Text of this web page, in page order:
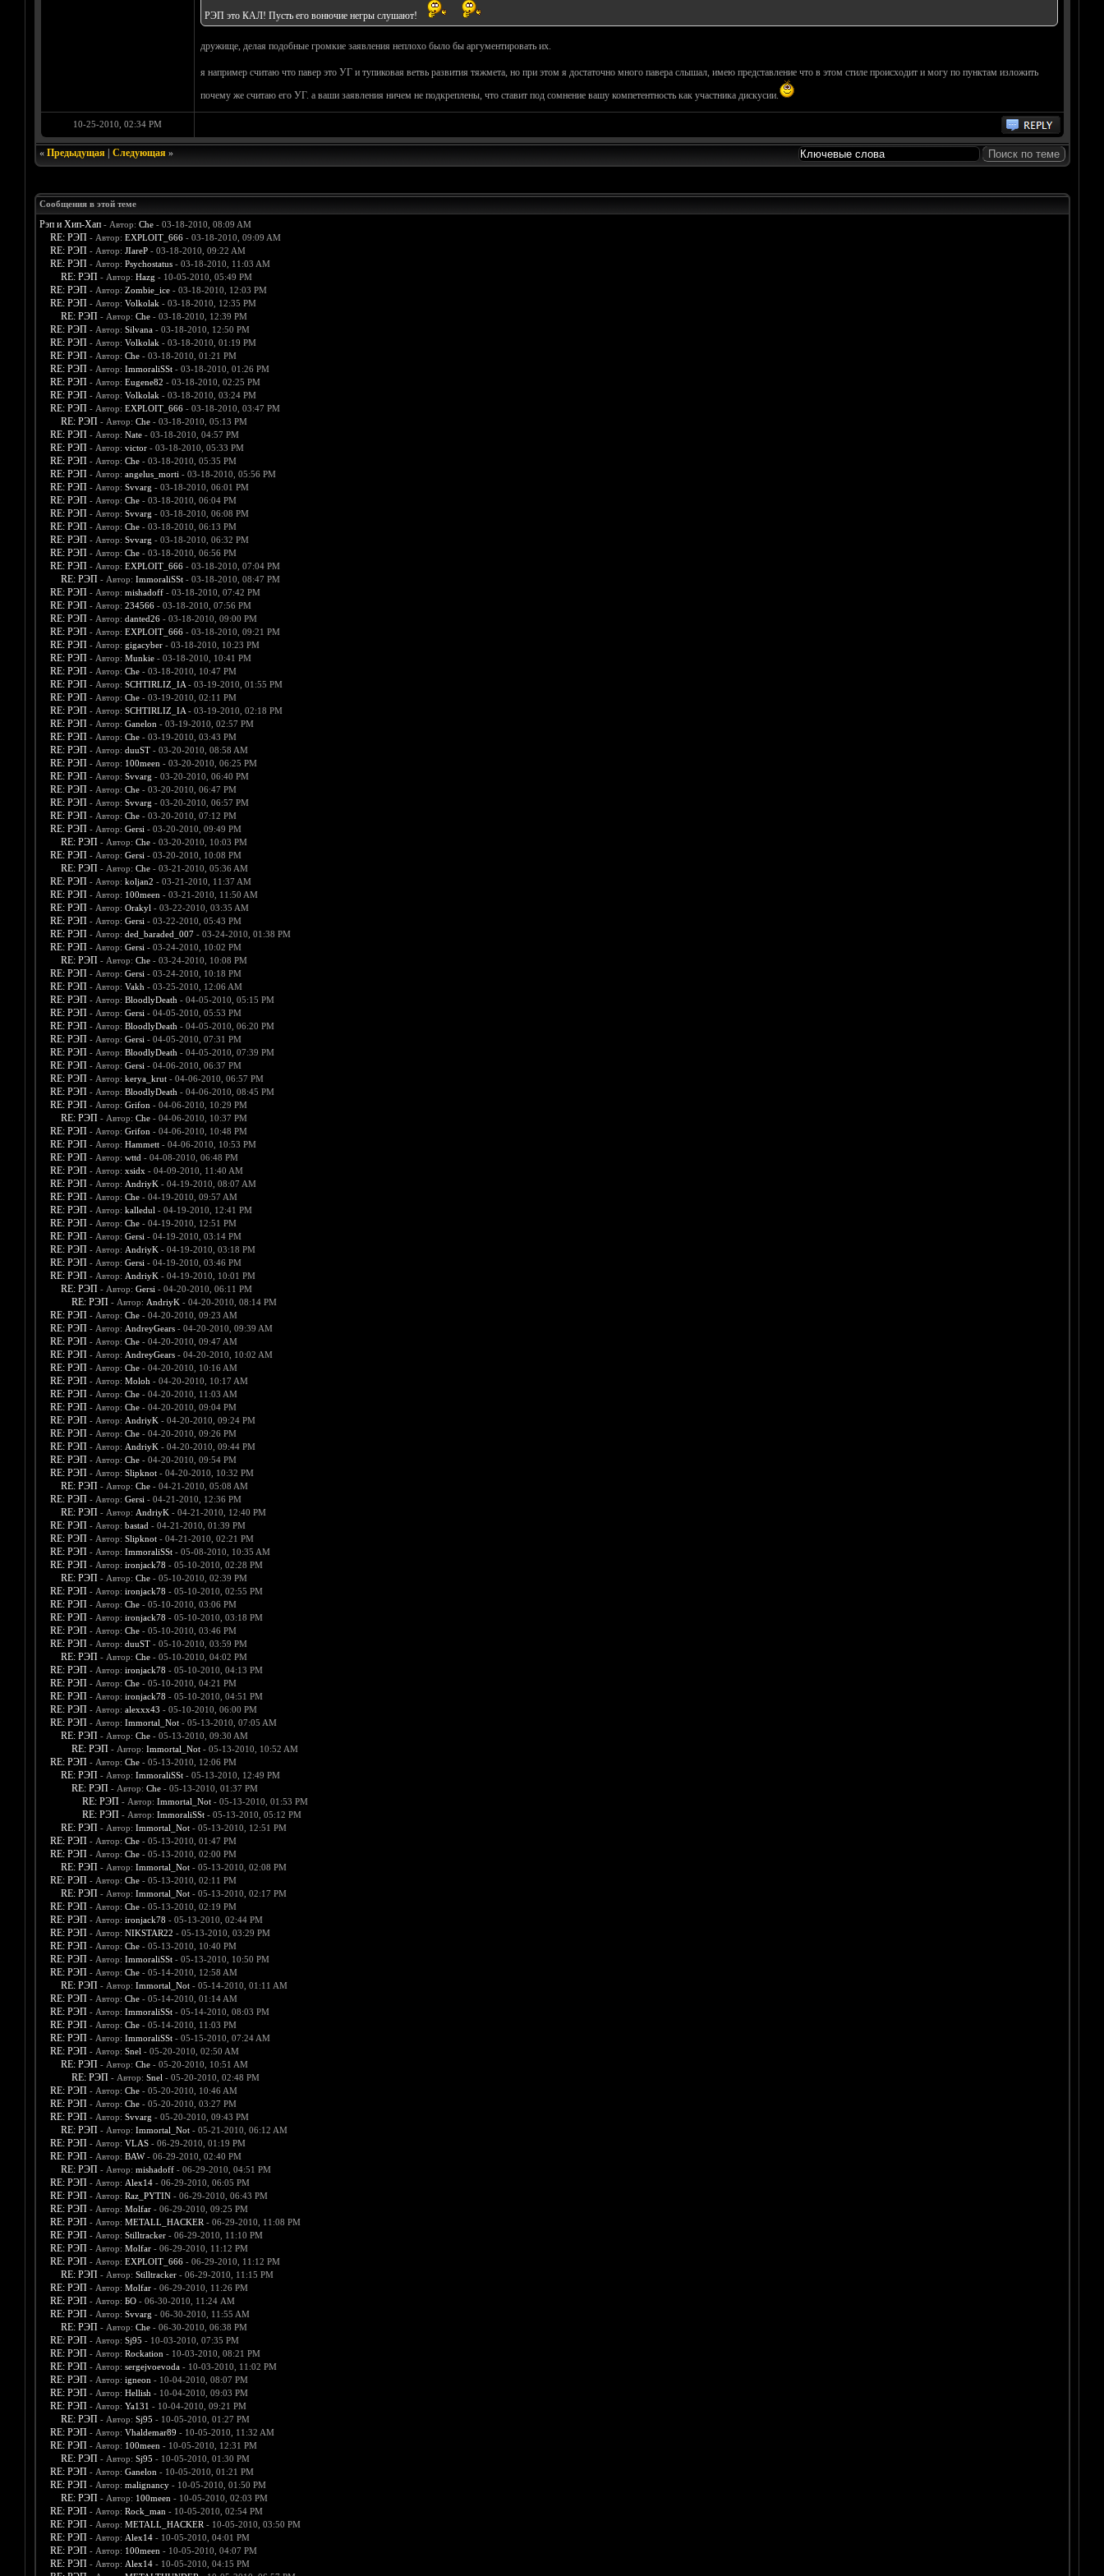
РЭП это КАЛ! Пусть его вонючие негры слушают!
дружище, делая подобные громкие заявления неплохо было бы аргументировать их.
я например считаю что павер это УГ и тупиковая ветвь развития тяжмета, но при этом я достаточно много павера слышал, имею представление что в этом стиле происходит и могу по пунктам изложить
почему же считаю его УГ. а ваши заявления ничем не подкреплены, что ставит под сомнение вашу компетентность как участника дискусии.
10-25-2010, 02:34 PM
« Предыдущая| Следующая»
Сообщения в этой теме
Рэп и Хип-Хап - Автор: Che- 03-18-2010, 08:09 AM
RE: РЭП - Автор: EXPLOIT_666- 03-18-2010, 09:09 AM
RE: РЭП - Автор: JIareP- 03-18-2010, 09:22 AM
RE: РЭП - Автор: Psychostatus- 03-18-2010, 11:03 AM
RE: РЭП - Автор: Hazg - 10-05-2010, 05:49 PM
RE: РЭП - Автор: Zombie_ice- 03-18-2010, 12:03 PM
RE: РЭП - Автор: Volkolak - 03-18-2010, 12:35 PM
RE: РЭП - Автор: Che- 03-18-2010, 12:39 PM
RE: РЭП - Автор: Silvana- 03-18-2010, 12:50 PM
RE: РЭП - Автор: Volkolak - 03-18-2010, 01:19 PM
RE: РЭП - Автор: Che- 03-18-2010, 01:21 PM
RE: РЭП - Автор: ImmoraliSSt- 03-18-2010, 01:26 PM
RE: РЭП - Автор: Eugene82 - 03-18-2010, 02:25 PM
RE: РЭП - Автор: Volkolak - 03-18-2010, 03:24 PM
RE: РЭП - Автор: EXPLOIT_666- 03-18-2010, 03:47 PM
RE: РЭП - Автор: Che- 03-18-2010, 05:13 PM
RE: РЭП - Автор: Nate- 03-18-2010, 04:57 PM
RE: РЭП - Автор: victor- 03-18-2010, 05:33 PM
RE: РЭП - Автор: Che- 03-18-2010, 05:35 PM
RE: РЭП - Автор: angelus_morti - 03-18-2010, 05:56 PM
RE: РЭП - Автор: Svvarg - 03-18-2010, 06:01 PM
RE: РЭП - Автор: Che- 03-18-2010, 06:04 PM
RE: РЭП - Автор: Svvarg - 03-18-2010, 06:08 PM
RE: РЭП - Автор: Che- 03-18-2010, 06:13 PM
RE: РЭП - Автор: Svvarg - 03-18-2010, 06:32 PM
RE: РЭП - Автор: Che- 03-18-2010, 06:56 PM
RE: РЭП - Автор: EXPLOIT_666- 03-18-2010, 07:04 PM
RE: РЭП - Автор: ImmoraliSSt- 03-18-2010, 08:47 PM
RE: РЭП - Автор: mishadoff- 03-18-2010, 07:42 PM
RE: РЭП - Автор: 234566- 03-18-2010, 07:56 PM
RE: РЭП - Автор: danted26- 03-18-2010, 09:00 PM
RE: РЭП - Автор: EXPLOIT_666- 03-18-2010, 09:21 PM
RE: РЭП - Автор: gigacyber- 03-18-2010, 10:23 PM
RE: РЭП - Автор: Munkie- 03-18-2010, 10:41 PM
RE: РЭП - Автор: Che- 03-18-2010, 10:47 PM
RE: РЭП - Автор: SCHTIRLIZ_IA- 03-19-2010, 01:55 PM
RE: РЭП - Автор: Che- 03-19-2010, 02:11 PM
RE: РЭП - Автор: SCHTIRLIZ_IA- 03-19-2010, 02:18 PM
RE: РЭП - Автор: Ganelon - 03-19-2010, 02:57 PM
RE: РЭП - Автор: Che- 03-19-2010, 03:43 PM
RE: РЭП - Автор: duuST- 03-20-2010, 08:58 AM
RE: РЭП - Автор: 100meen - 03-20-2010, 06:25 PM
RE: РЭП - Автор: Svvarg - 03-20-2010, 06:40 PM
RE: РЭП - Автор: Che- 03-20-2010, 06:47 PM
RE: РЭП - Автор: Svvarg - 03-20-2010, 06:57 PM
RE: РЭП - Автор: Che- 03-20-2010, 07:12 PM
RE: РЭП - Автор: Gersi - 03-20-2010, 09:49 PM
RE: РЭП - Автор: Che- 03-20-2010, 10:03 PM
RE: РЭП - Автор: Gersi - 03-20-2010, 10:08 PM
RE: РЭП - Автор: Che- 03-21-2010, 05:36 AM
RE: РЭП - Автор: koljan2 - 03-21-2010, 11:37 AM
RE: РЭП - Автор: 100meen - 03-21-2010, 11:50 AM
RE: РЭП - Автор: Orakyl - 03-22-2010, 03:35 AM
RE: РЭП - Автор: Gersi - 03-22-2010, 05:43 PM
RE: РЭП - Автор: ded_baraded_007- 03-24-2010, 01:38 PM
RE: РЭП - Автор: Gersi - 03-24-2010, 10:02 PM
RE: РЭП - Автор: Che- 03-24-2010, 10:08 PM
RE: РЭП - Автор: Gersi - 03-24-2010, 10:18 PM
RE: РЭП - Автор: Vakh - 03-25-2010, 12:06 AM
RE: РЭП - Автор: BloodlyDeath - 04-05-2010, 05:15 PM
RE: РЭП - Автор: Gersi - 04-05-2010, 05:53 PM
RE: РЭП - Автор: BloodlyDeath - 04-05-2010, 06:20 PM
RE: РЭП - Автор: Gersi - 04-05-2010, 07:31 PM
RE: РЭП - Автор: BloodlyDeath - 04-05-2010, 07:39 PM
RE: РЭП - Автор: Gersi - 04-06-2010, 06:37 PM
RE: РЭП - Автор: kerya_krut- 04-06-2010, 06:57 PM
RE: РЭП - Автор: BloodlyDeath - 04-06-2010, 08:45 PM
RE: РЭП - Автор: Grifon - 04-06-2010, 10:29 PM
RE: РЭП - Автор: Che- 04-06-2010, 10:37 PM
RE: РЭП - Автор: Grifon - 04-06-2010, 10:48 PM
RE: РЭП - Автор: Hammett- 04-06-2010, 10:53 PM
RE: РЭП - Автор: wttd - 04-08-2010, 06:48 PM
RE: РЭП - Автор: xsidx - 04-09-2010, 11:40 AM
RE: РЭП - Автор: AndriyK- 04-19-2010, 08:07 AM
RE: РЭП - Автор: Che- 04-19-2010, 09:57 AM
RE: РЭП - Автор: kalledul - 04-19-2010, 12:41 PM
RE: РЭП - Автор: Che- 04-19-2010, 12:51 PM
RE: РЭП - Автор: Gersi - 04-19-2010, 03:14 PM
RE: РЭП - Автор: AndriyK- 04-19-2010, 03:18 PM
RE: РЭП - Автор: Gersi - 04-19-2010, 03:46 PM
RE: РЭП - Автор: AndriyK- 04-19-2010, 10:01 PM
RE: РЭП - Автор: Gersi - 04-20-2010, 06:11 PM
RE: РЭП - Автор: AndriyK- 04-20-2010, 08:14 PM
RE: РЭП - Автор: Che- 04-20-2010, 09:23 AM
RE: РЭП - Автор: AndreyGears- 04-20-2010, 09:39 AM
RE: РЭП - Автор: Che- 04-20-2010, 09:47 AM
RE: РЭП - Автор: AndreyGears- 04-20-2010, 10:02 AM
RE: РЭП - Автор: Che- 04-20-2010, 10:16 AM
RE: РЭП - Автор: Moloh - 04-20-2010, 10:17 AM
RE: РЭП - Автор: Che- 04-20-2010, 11:03 AM
RE: РЭП - Автор: Che- 04-20-2010, 09:04 PM
RE: РЭП - Автор: AndriyK- 04-20-2010, 09:24 PM
RE: РЭП - Автор: Che- 04-20-2010, 09:26 PM
RE: РЭП - Автор: AndriyK- 04-20-2010, 09:44 PM
RE: РЭП - Автор: Che- 04-20-2010, 09:54 PM
RE: РЭП - Автор: Slipknot- 04-20-2010, 10:32 PM
RE: РЭП - Автор: Che- 04-21-2010, 05:08 AM
RE: РЭП - Автор: Gersi - 04-21-2010, 12:36 PM
RE: РЭП - Автор: AndriyK- 04-21-2010, 12:40 PM
RE: РЭП - Автор: bastad - 04-21-2010, 01:39 PM
RE: РЭП - Автор: Slipknot- 04-21-2010, 02:21 PM
RE: РЭП - Автор: ImmoraliSSt- 05-08-2010, 10:35 AM
RE: РЭП - Автор: ironjack78 - 05-10-2010, 02:28 PM
RE: РЭП - Автор: Che- 05-10-2010, 02:39 PM
RE: РЭП - Автор: ironjack78 - 05-10-2010, 02:55 PM
RE: РЭП - Автор: Che- 05-10-2010, 03:06 PM
RE: РЭП - Автор: ironjack78 - 05-10-2010, 03:18 PM
RE: РЭП - Автор: Che- 05-10-2010, 03:46 PM
RE: РЭП - Автор: duuST- 05-10-2010, 03:59 PM
RE: РЭП - Автор: Che- 05-10-2010, 04:02 PM
RE: РЭП - Автор: ironjack78 - 05-10-2010, 04:13 PM
RE: РЭП - Автор: Che- 05-10-2010, 04:21 PM
RE: РЭП - Автор: ironjack78 - 05-10-2010, 04:51 PM
RE: РЭП - Автор: alexxx43 - 05-10-2010, 06:00 PM
RE: РЭП - Автор: Immortal_Not- 05-13-2010, 07:05 AM
RE: РЭП - Автор: Che- 05-13-2010, 09:30 AM
RE: РЭП - Автор: Immortal_Not- 05-13-2010, 10:52 AM
RE: РЭП - Автор: Che- 05-13-2010, 12:06 PM
RE: РЭП - Автор: ImmoraliSSt- 05-13-2010, 12:49 PM
RE: РЭП - Автор: Che- 05-13-2010, 01:37 PM
RE: РЭП - Автор: Immortal_Not- 05-13-2010, 01:53 PM
RE: РЭП - Автор: ImmoraliSSt- 05-13-2010, 05:12 PM
RE: РЭП - Автор: Immortal_Not- 05-13-2010, 12:51 PM
RE: РЭП - Автор: Che- 05-13-2010, 01:47 PM
RE: РЭП - Автор: Che- 05-13-2010, 02:00 PM
RE: РЭП - Автор: Immortal_Not- 05-13-2010, 02:08 PM
RE: РЭП - Автор: Che- 05-13-2010, 02:11 PM
RE: РЭП - Автор: Immortal_Not- 05-13-2010, 02:17 PM
RE: РЭП - Автор: Che- 05-13-2010, 02:19 PM
RE: РЭП - Автор: ironjack78 - 05-13-2010, 02:44 PM
RE: РЭП - Автор: NIKSTAR22 - 05-13-2010, 03:29 PM
RE: РЭП - Автор: Che- 05-13-2010, 10:40 PM
RE: РЭП - Автор: ImmoraliSSt- 05-13-2010, 10:50 PM
RE: РЭП - Автор: Che- 05-14-2010, 12:58 AM
RE: РЭП - Автор: Immortal_Not- 05-14-2010, 01:11 AM
RE: РЭП - Автор: Che- 05-14-2010, 01:14 AM
RE: РЭП - Автор: ImmoraliSSt- 05-14-2010, 08:03 PM
RE: РЭП - Автор: Che- 05-14-2010, 11:03 PM
RE: РЭП - Автор: ImmoraliSSt- 05-15-2010, 07:24 AM
RE: РЭП - Автор: Snel - 05-20-2010, 02:50 AM
RE: РЭП - Автор: Che- 05-20-2010, 10:51 AM
RE: РЭП - Автор: Snel - 05-20-2010, 02:48 PM
RE: РЭП - Автор: Che- 05-20-2010, 10:46 AM
RE: РЭП - Автор: Che- 05-20-2010, 03:27 PM
RE: РЭП - Автор: Svvarg - 05-20-2010, 09:43 PM
RE: РЭП - Автор: Immortal_Not- 05-21-2010, 06:12 AM
RE: РЭП - Автор: VLAS- 06-29-2010, 01:19 PM
RE: РЭП - Автор: BAW- 06-29-2010, 02:40 PM
RE: РЭП - Автор: mishadoff- 06-29-2010, 04:51 PM
RE: РЭП - Автор: Alex14- 06-29-2010, 06:05 PM
RE: РЭП - Автор: Raz_PYTIN- 06-29-2010, 06:43 PM
RE: РЭП - Автор: Molfar- 06-29-2010, 09:25 PM
RE: РЭП - Автор: METALL_HACKER - 06-29-2010, 11:08 PM
RE: РЭП - Автор: Stilltracker- 06-29-2010, 11:10 PM
RE: РЭП - Автор: Molfar- 06-29-2010, 11:12 PM
RE: РЭП - Автор: EXPLOIT_666- 06-29-2010, 11:12 PM
RE: РЭП - Автор: Stilltracker- 06-29-2010, 11:15 PM
RE: РЭП - Автор: Molfar- 06-29-2010, 11:26 PM
RE: РЭП - Автор: БО- 06-30-2010, 11:24 AM
RE: РЭП - Автор: Svvarg - 06-30-2010, 11:55 AM
RE: РЭП - Автор: Che- 06-30-2010, 06:38 PM
RE: РЭП - Автор: Sj95 - 10-03-2010, 07:35 PM
RE: РЭП - Автор: Rockation - 10-03-2010, 08:21 PM
RE: РЭП - Автор: sergejvoevoda- 10-03-2010, 11:02 PM
RE: РЭП - Автор: igneon - 10-04-2010, 08:07 PM
RE: РЭП - Автор: Hellish - 10-04-2010, 09:03 PM
RE: РЭП - Автор: Ya131 - 10-04-2010, 09:21 PM
RE: РЭП - Автор: Sj95 - 10-05-2010, 01:27 PM
RE: РЭП - Автор: Vhaldemar89 - 10-05-2010, 11:32 AM
RE: РЭП - Автор: 100meen - 10-05-2010, 12:31 PM
RE: РЭП - Автор: Sj95 - 10-05-2010, 01:30 PM
RE: РЭП - Автор: Ganelon - 10-05-2010, 01:21 PM
RE: РЭП - Автор: malignancy- 10-05-2010, 01:50 PM
RE: РЭП - Автор: 100meen - 10-05-2010, 02:03 PM
RE: РЭП - Автор: Rock_man - 10-05-2010, 02:54 PM
RE: РЭП - Автор: METALL_HACKER - 10-05-2010, 03:50 PM
RE: РЭП - Автор: Alex14- 10-05-2010, 04:01 PM
RE: РЭП - Автор: 100meen - 10-05-2010, 04:07 PM
RE: РЭП - Автор: Alex14- 10-05-2010, 04:15 PM